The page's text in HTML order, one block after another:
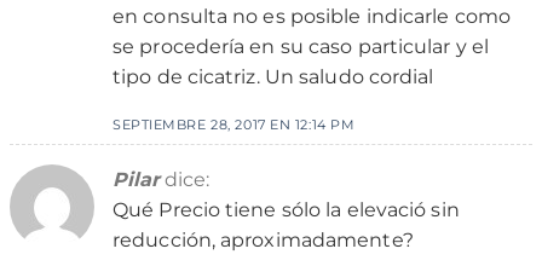
en consulta no es posible indicarle como
se procedería en su caso particular y el
tipo de cicatriz. Un saludo cordial
SEPTIEMBRE 28, 2017 EN 12:14 PM
Pilar dice:
Qué Precio tiene sólo la elevació sin
reducción, aproximadamente?